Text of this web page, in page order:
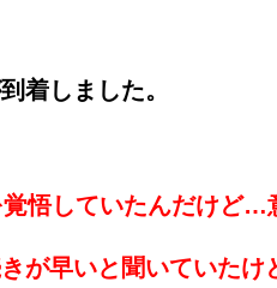
着しました。
覚悟していたんだけど…
が早いと聞いていたけ